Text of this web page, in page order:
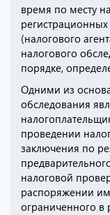
время по месту
(налогового
налогового
порядке,
Одними из
обследования
проведении
заключения по
налоговой
распоряжении
ограниченного